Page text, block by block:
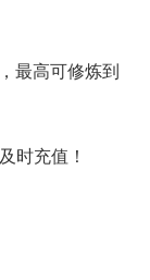
最高可修炼到
时充值！